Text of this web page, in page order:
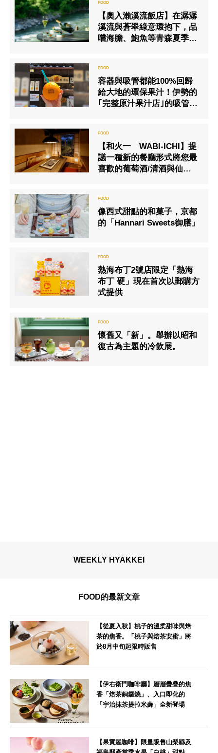
【奧入瀨溪流飯店】在潺潺
溪流與蒼翠綠意環抱下，品
嚐海膽、鮑魚等青森夏季美
容器與吸管都能100%回歸
給大地的環保果汁！伊勢的
｢完整原汁果汁店｣的吸管也
【和火一 WABI-ICHI】提
議一種新的餐廳形式將您最
喜歡的葡萄酒/清酒與仙台牛
像西式甜點的和菓子，京都
的「Hannari Sweets御膳」
熱海布丁2號店限定「熱海
布丁 硬」現在首次以郵購方
式提供
懷舊又「新」。舉辦以昭和
復古為主題的冷飲展。
WEEKLY HYAKKEI
FOOD的最新文章
【從夏入秋】桃子的溫柔甜味與焙
茶的焦香。「桃子與焙茶安蜜」將
於8月中旬起限時販售
【伊右衛門咖啡廳】層層疊疊的焦
香「焙茶銅鑼燒」、入口即化的
「宇治抹茶提拉米蘇」全新登場
【果實屋咖啡】限量販售山梨縣及